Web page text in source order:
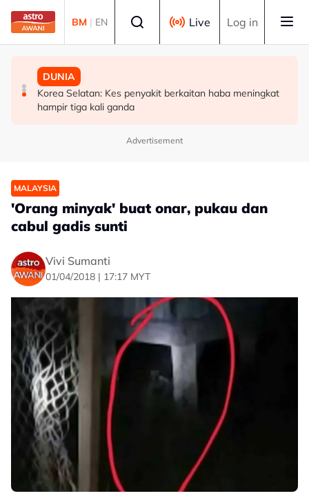
Skip to main content
BM | EN Live Log in
MALAYSIA
Sistem saringan kru penerbangan perlu dikaji semula,
pulihkan keyakinan penumpang - Tiong
MALAYSIA
UKM cipta sejarah anjur Konsert Diraja di DFP
DUNIA
Korea Selatan: Kes penyakit berkaitan haba meningkat
hampir tiga kali ganda
Advertisement
MALAYSIA
'Orang minyak' buat onar, pukau dan
cabul gadis sunti
Vivi Sumanti
01/04/2018 | 17:17 MYT